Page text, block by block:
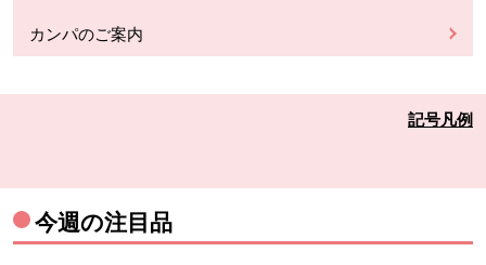
カンパのご案内
記号凡例
今週の注目品